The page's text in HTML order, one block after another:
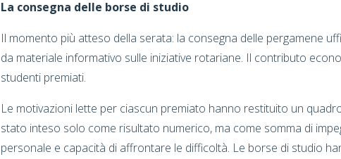
La consegna delle borse di studio
Il momento più atteso della serata: la consegna delle pergamene
da materiale informativo sulle iniziative rotariane. Il contributo
studenti premiati.
Le motivazioni lette per ciascun premiato hanno restituito un
stato inteso solo come risultato numerico, ma come somma di
personale e capacità di affrontare le difficoltà. Le borse di studio